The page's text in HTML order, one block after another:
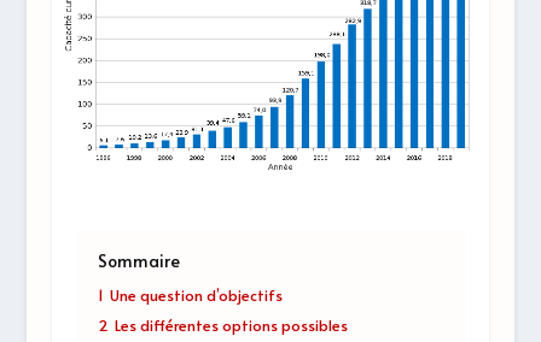
Sommaire
1 Une question d’objectifs
2 Les différentes options possibles